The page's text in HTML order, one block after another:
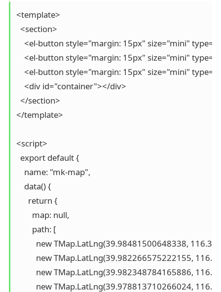
<template>
<section>
<el-button style="margin: 15px" size="mini"
<el-button style="margin: 15px" size="mini"
<el-button style="margin: 15px" size="mini"
<div id="container"></div>
</section>
</template>
<script>
export default {
name: "mk-map",
data() {
return {
map: null,
path: [
new TMap.LatLng(39.98481500648338,
new TMap.LatLng(39.982266575222155,
new TMap.LatLng(39.982348784165886,
new TMap.LatLng(39.978813710266024,